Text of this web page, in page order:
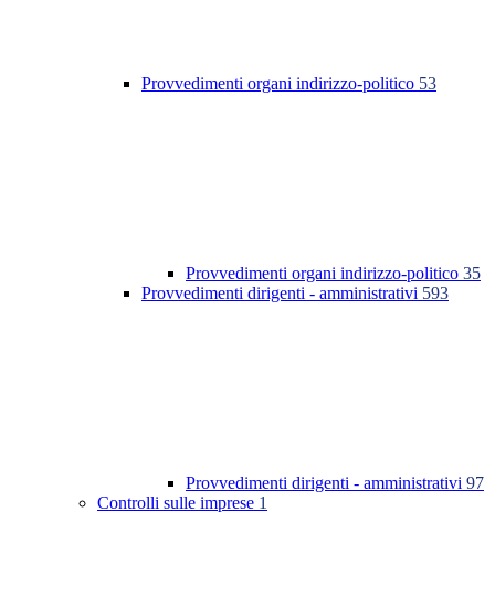
Provvedimenti organi indirizzo-politico 53
Provvedimenti organi indirizzo-politico 35
Provvedimenti dirigenti - amministrativi 593
Provvedimenti dirigenti - amministrativi 97
Controlli sulle imprese 1